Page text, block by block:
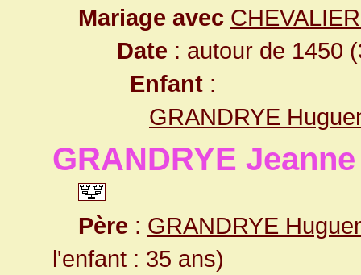
Mariage avec
Date : autour de 1450
Enfant :
GRANDRYE
GRANDRYE Jeanne
Père : GRANDRYE
l'enfant : 35 ans)